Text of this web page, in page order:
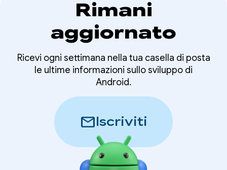
Rimani
aggiornato
Ricevi ogni settimana nella tua casella di posta
le ultime informazioni sullo sviluppo di
Android.
mailIscriviti